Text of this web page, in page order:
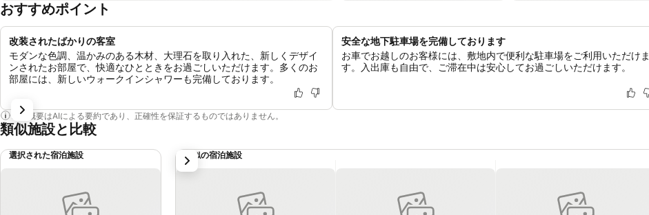
おすすめポイント
改装されたばかりの客室
モダンな色調、温かみのある木材、大理石を取り入れた、新しくデザイ
ンされたお部屋で、快適なひとときをお過ごしいただけます。多くのお
部屋には、新しいウォークインシャワーも完備しております。
安全な地下駐車場を完備しております
お車でお越しのお客様には、敷地内で便利な駐車場をご利用いただけま
す。入出庫も自由で、ご滞在中は安心してお過ごしいただけます。
この概要はAIによる要約であり、正確性を保証するものではありません。
類似施設と比較
選択された宿泊施設 類似の宿泊施設
次